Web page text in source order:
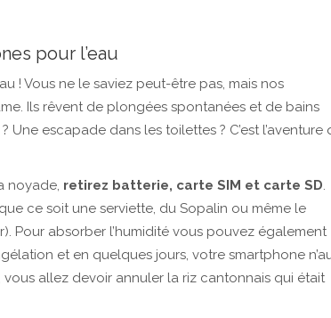
pour l’eau
! Vous ne le saviez peut-être pas, mais nos
Ils rêvent de plongées spontanées et de bains
escapade dans les toilettes ? C’est l’aventure
noyade, retirez batterie, carte SIM et carte SD
ce soit une serviette, du Sopalin ou même le
Pour absorber l’humidité vous pouvez également
et en quelques jours, votre smartphone
allez devoir annuler la riz cantonnais qui était